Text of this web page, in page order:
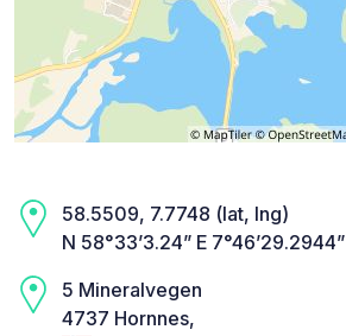
58.5509, 7.7748 (lat, lng)
N 58°33’3.24” E 7°46’29.2944”
5 Mineralvegen
4737 Hornnes,